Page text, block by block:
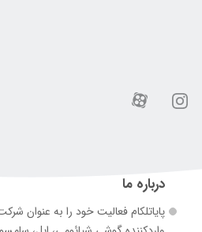
درباره ما
پایاتلکام فعالیت خود را به عنوان